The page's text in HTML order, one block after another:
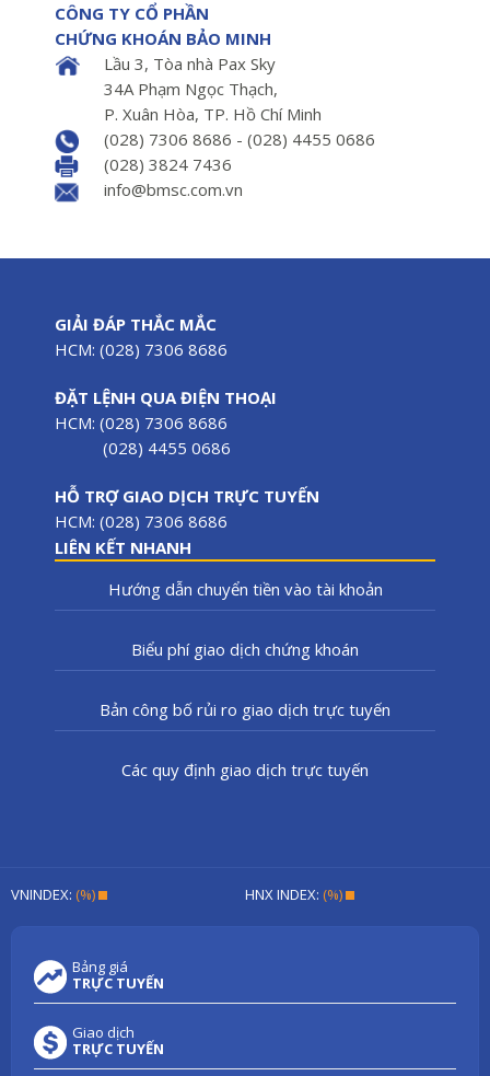
CÔNG TY CỔ PHẦN
CHỨNG KHOÁN BẢO MINH
Lầu 3, Tòa nhà Pax Sky
34A Phạm Ngọc Thạch,
P. Xuân Hòa, TP. Hồ Chí Minh
(028) 7306 8686 - (028) 4455 0686
(028) 3824 7436
info@bmsc.com.vn
GIẢI ĐÁP THẮC MẮC
HCM: (028) 7306 8686
ĐẶT LỆNH QUA ĐIỆN THOẠI
HCM: (028) 7306 8686
(028) 4455 0686
HỖ TRỢ GIAO DỊCH TRỰC TUYẾN
HCM: (028) 7306 8686
LIÊN KẾT NHANH
Hướng dẫn chuyển tiền vào tài khoản
Biểu phí giao dịch chứng khoán
Bản công bố rủi ro giao dịch trực tuyến
Các quy định giao dịch trực tuyến
VNINDEX: (%) HNX INDEX: (%)
Bảng giá
TRỰC TUYẾN
Giao dịch
TRỰC TUYẾN